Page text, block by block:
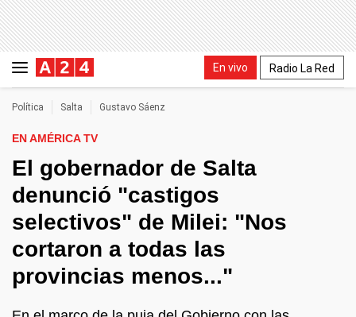
En vivo Radio La Red
Política Salta Gustavo Sáenz
EN AMÉRICA TV
El gobernador de Salta
denunció "castigos
selectivos" de Milei: "Nos
cortaron a todas las
provincias menos..."